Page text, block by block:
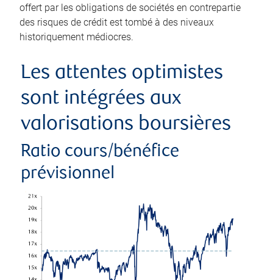
offert par les obligations de sociétés en contrepartie
des risques de crédit est tombé à des niveaux
historiquement médiocres.
Les attentes optimistes
sont intégrées aux
valorisations boursières
Ratio cours/bénéfice
prévisionnel